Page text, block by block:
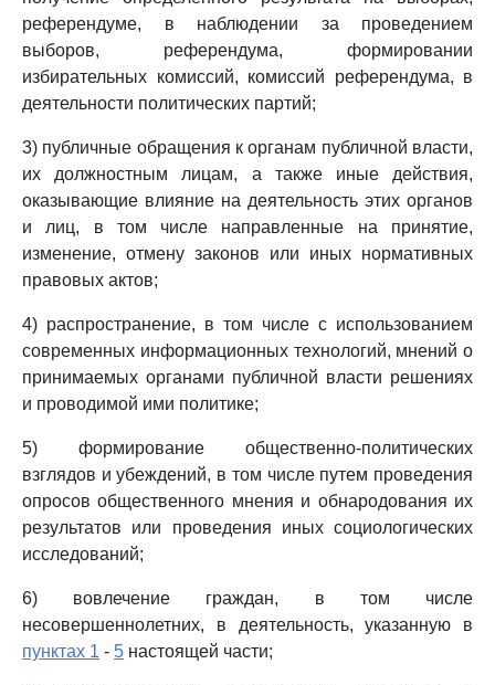
референдуме, в наблюдении за проведением
выборов, референдума, формировании
избирательных комиссий, комиссий референдума, в
деятельности политических партий;
3) публичные обращения к органам публичной власти,
их должностным лицам, а также иные действия,
оказывающие влияние на деятельность этих органов
и лиц, в том числе направленные на принятие,
изменение, отмену законов или иных нормативных
правовых актов;
4) распространение, в том числе с использованием
современных информационных технологий, мнений о
принимаемых органами публичной власти решениях
и проводимой ими политике;
5) формирование общественно-политических
взглядов и убеждений, в том числе путем проведения
опросов общественного мнения и обнародования их
результатов или проведения иных социологических
исследований;
6) вовлечение граждан, в том числе
несовершеннолетних, в деятельность, указанную в
пунктах 1 - 5 настоящей части;